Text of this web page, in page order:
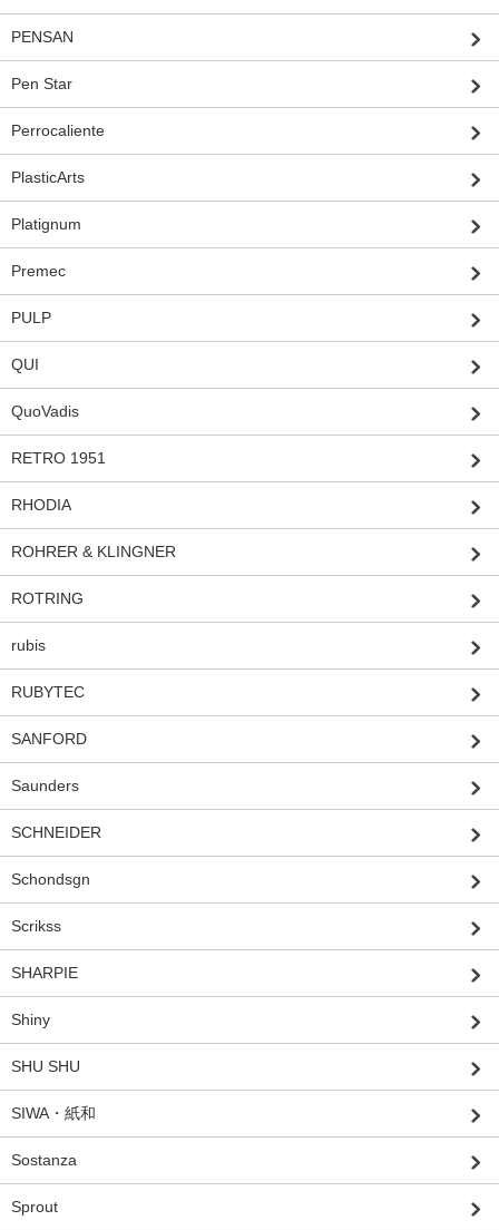
PENSAN
Pen Star
Perrocaliente
PlasticArts
Platignum
Premec
PULP
QUI
QuoVadis
RETRO 1951
RHODIA
ROHRER & KLINGNER
ROTRING
rubis
RUBYTEC
SANFORD
Saunders
SCHNEIDER
Schondsgn
Scrikss
SHARPIE
Shiny
SHU SHU
SIWA・紙和
Sostanza
Sprout